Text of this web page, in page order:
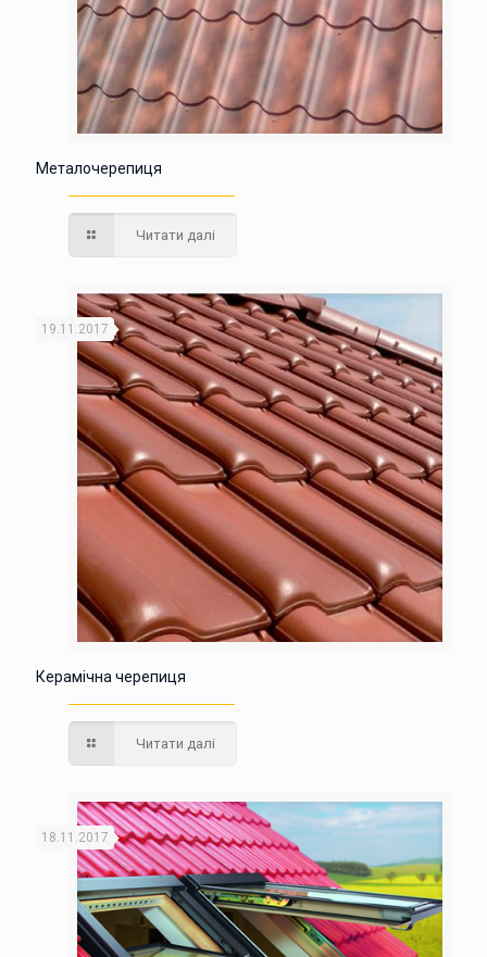
Металочерепиця
Читати далі
19.11.2017
Керамічна черепиця
Читати далі
18.11.2017